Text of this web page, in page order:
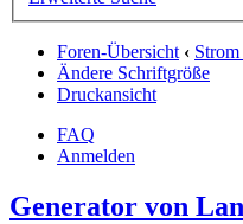
Foren-Übersicht ‹
Ändere Schriftgröße
Druckansicht
FAQ
Anmelden
Generator von